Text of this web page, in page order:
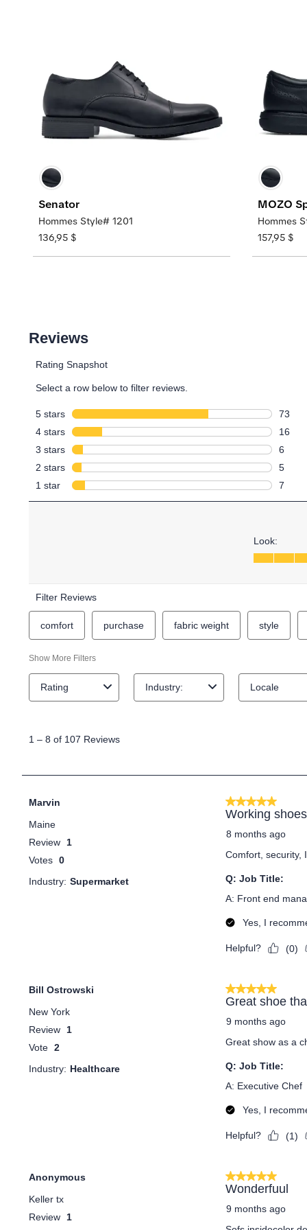
Senator
Hommes Style# 1201
136,95 $
MOZO
Hommes
157,95 $